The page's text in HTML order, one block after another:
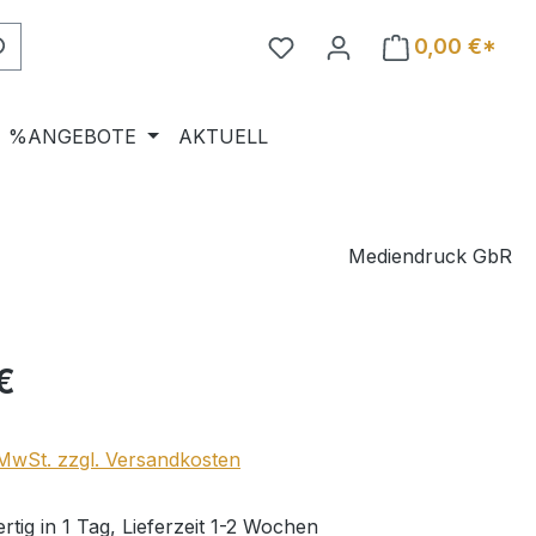
0,00 €*
%ANGEBOTE AKTUELL
Mediendruck GbR
zzgl. Versandkosten
in 1 Tag, Lieferzeit 1-2 Wochen